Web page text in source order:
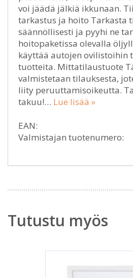
voi jäädä jälkiä ikkunaan.
tarkastus ja hoito Tarkasta
säännöllisesti ja pyyhi ne
hoitopaketissa olevalla
käyttää autojen ovilistoihin
tuotteita. Mittatilaustuote
valmistetaan tilauksesta,
liity peruuttamisoikeutta.
takuu!… Lue lisää »
EAN:
Valmistajan tuotenumero:
Tutustu myös